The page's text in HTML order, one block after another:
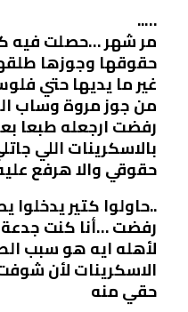
…..
مر شهر …حصلت فيه
حقوقها وجوزها
غير ما يديها حتي
من جوز مروة وساب
رفضت ارجعله طبعا
بالاسكرينات اللي
حقوقي والا هرفع
..حاولوا كتير يدخلوا
رفضت …أنا كنت
لأهله ايه هو سبب
الاسكرينات لأن
حقي منه